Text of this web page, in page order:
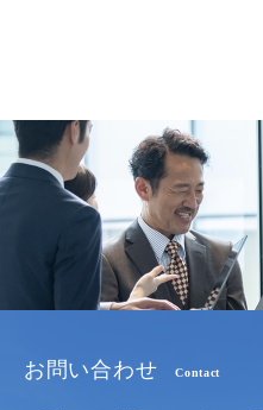
お問い合わせ Contact